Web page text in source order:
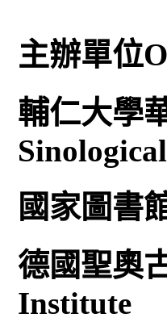
主辦單位
輔仁大學
國家圖書
德國聖奧
Institute